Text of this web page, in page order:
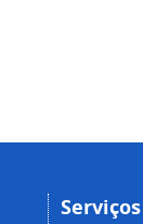
Serviços